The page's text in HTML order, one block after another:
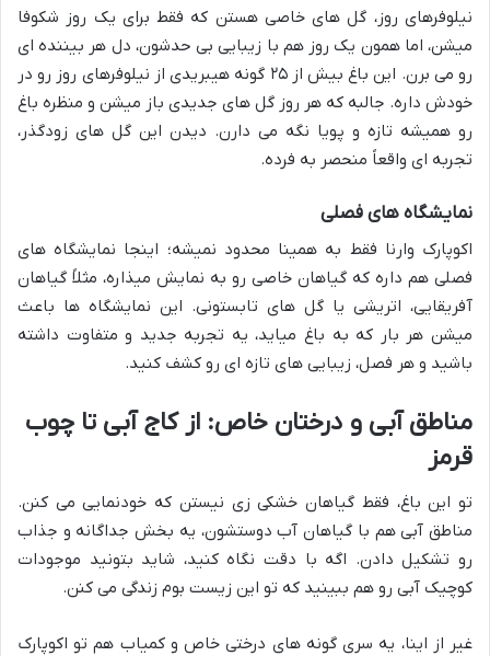
نیلوفرهای روز، گل های خاصی هستن که فقط برای یک روز شکوفا
میشن، اما همون یک روز هم با زیبایی بی حدشون، دل هر بیننده ای
رو می برن. این باغ بیش از ۲۵ گونه هیبریدی از نیلوفرهای روز رو در
خودش داره. جالبه که هر روز گل های جدیدی باز میشن و منظره باغ
رو همیشه تازه و پویا نگه می دارن. دیدن این گل های زودگذر،
تجربه ای واقعاً منحصر به فرده.
نمایشگاه های فصلی
اکوپارک وارنا فقط به همینا محدود نمیشه؛ اینجا نمایشگاه های
فصلی هم داره که گیاهان خاصی رو به نمایش میذاره، مثلاً گیاهان
آفریقایی، اتریشی یا گل های تابستونی. این نمایشگاه ها باعث
میشن هر بار که به باغ میاید، یه تجربه جدید و متفاوت داشته
باشید و هر فصل، زیبایی های تازه ای رو کشف کنید.
مناطق آبی و درختان خاص: از کاج آبی تا چوب
قرمز
تو این باغ، فقط گیاهان خشکی زی نیستن که خودنمایی می کنن.
مناطق آبی هم با گیاهان آب دوستشون، یه بخش جداگانه و جذاب
رو تشکیل دادن. اگه با دقت نگاه کنید، شاید بتونید موجودات
کوچیک آبی رو هم ببینید که تو این زیست بوم زندگی می کنن.
غیر از اینا، یه سری گونه های درختی خاص و کمیاب هم تو اکوپارک